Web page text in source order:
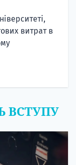
витрат в
ВСТУПУ